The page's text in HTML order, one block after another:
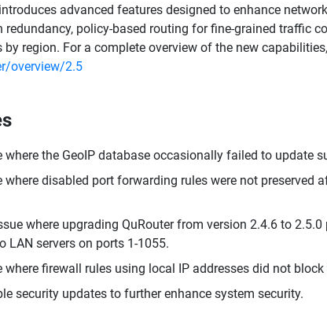
advanced features designed to enhance
redundancy, policy-based routing for fine-grained traffic
by region. For a complete overview of the new
overview/2.5
where the GeoIP database occasionally failed to update
where disabled port forwarding rules were not preserved
where upgrading QuRouter from version 2.4.6 to
LAN servers on ports 1-1055.
where firewall rules using local IP addresses did not
security updates to further enhance system security.